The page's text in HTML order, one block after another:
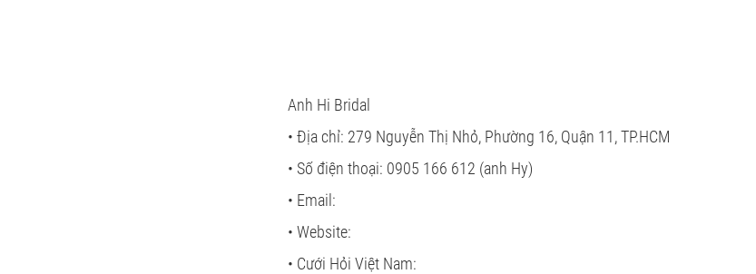
Anh Hi Bridal
• Địa chỉ: 279 Nguyễn Thị Nhỏ, Phường 16, Quận 11, TP.HCM
• Số điện thoại: 0905 166 612 (anh Hy)
• Email:
• Website:
• Cưới Hỏi Việt Nam: